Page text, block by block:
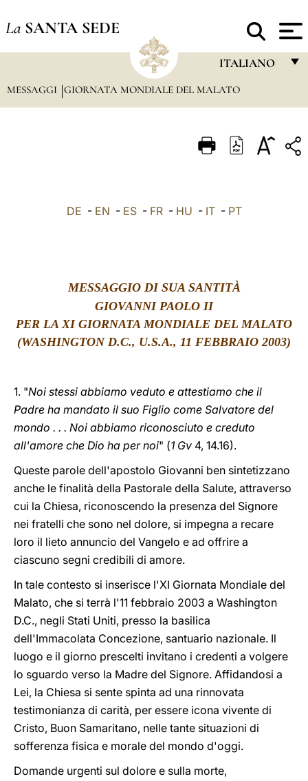
La SANTA SEDE
ITALIANO
FRANÇAIS
ITALIANO
العربيّة
LATINE
MESSAGGI GIORNATA MONDIALE DEL MALATO
DE - EN - ES- FR- HU - IT- PT
MESSAGGIO DI SUA SANTITÀ
GIOVANNI PAOLO II
PER LA XI GIORNATA MONDIALE DEL MALATO
(WASHINGTON D.C., U.S.A., 11 FEBBRAIO 2003)
1. "Noi stessi abbiamo veduto e attestiamo che il
Padre ha mandato il suo Figlio come Salvatore del
mondo . . . Noi abbiamo riconosciuto e creduto
all'amore che Dio ha per noi" (1 Gv 4, 14.16).
Queste parole dell'apostolo Giovanni ben sintetizzano
anche le finalità della Pastorale della Salute, attraverso
cui la Chiesa, riconoscendo la presenza del Signore
nei fratelli che sono nel dolore, si impegna a recare
loro il lieto annuncio del Vangelo e ad offrire a
ciascuno segni credibili di amore.
In tale contesto si inserisce l'XI Giornata Mondiale del
Malato, che si terrà l'11 febbraio 2003 a Washington
D.C., negli Stati Uniti, presso la basilica
dell'Immacolata Concezione, santuario nazionale. Il
luogo e il giorno prescelti invitano i credenti a volgere
lo sguardo verso la Madre del Signore. Affidandosi a
Lei, la Chiesa si sente spinta ad una rinnovata
testimonianza di carità, per essere icona vivente di
Cristo, Buon Samaritano, nelle tante situazioni di
sofferenza fisica e morale del mondo d'oggi.
Domande urgenti sul dolore e sulla morte,